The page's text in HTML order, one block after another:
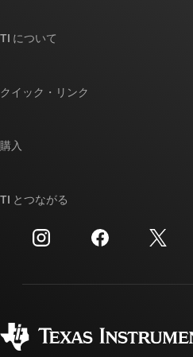
TI について
投資家向け情報
製造
クイック・リンク
クロスリファレンス検索
カスタマー・サポート・センター
myTI アカウントの FAQ
購入
ご注文に関する FAQ
TI とつながる